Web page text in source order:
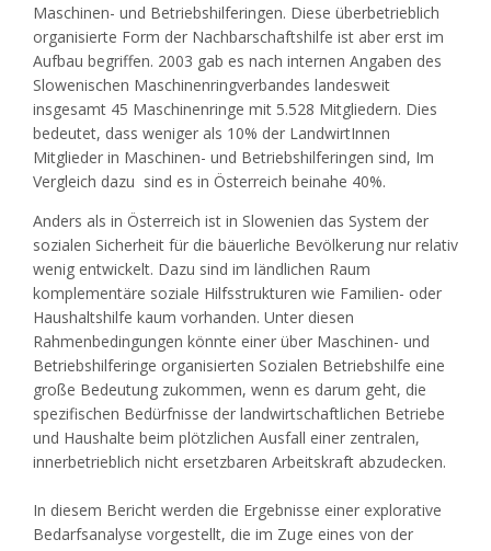
Maschinen- und Betriebshilferingen. Diese überbetrieblich
organisierte Form der Nachbarschaftshilfe ist aber erst im
Aufbau begriffen. 2003 gab es nach internen Angaben des
Slowenischen Maschinenringverbandes landesweit
insgesamt 45 Maschinenringe mit 5.528 Mitgliedern. Dies
bedeutet, dass weniger als 10% der LandwirtInnen
Mitglieder in Maschinen- und Betriebshilferingen sind, Im
Vergleich dazu sind es in Österreich beinahe 40%.
Anders als in Österreich ist in Slowenien das System der
sozialen Sicherheit für die bäuerliche Bevölkerung nur relativ
wenig entwickelt. Dazu sind im ländlichen Raum
komplementäre soziale Hilfsstrukturen wie Familien- oder
Haushaltshilfe kaum vorhanden. Unter diesen
Rahmenbedingungen könnte einer über Maschinen- und
Betriebshilferinge organisierten Sozialen Betriebshilfe eine
große Bedeutung zukommen, wenn es darum geht, die
spezifischen Bedürfnisse der landwirtschaftlichen Betriebe
und Haushalte beim plötzlichen Ausfall einer zentralen,
innerbetrieblich nicht ersetzbaren Arbeitskraft abzudecken.
In diesem Bericht werden die Ergebnisse einer explorative
Bedarfsanalyse vorgestellt, die im Zuge eines von der